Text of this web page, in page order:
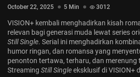
October 22, 2025 5 Min 3012
VISION+ kembali menghadirkan kisah
relevan bagi generasi muda lewat series
Still Single. Serial ini menghadirkan
humor ringan, dan romansa yang
penonton tertawa, terharu, dan merenung
Streaming Still Singleeksklusif di VISION+